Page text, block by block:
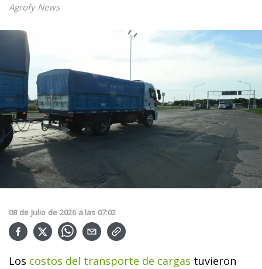
Agrofy News
08 de Julio de 2026 a las 07:02
Los costos del transporte de cargas tuvieron